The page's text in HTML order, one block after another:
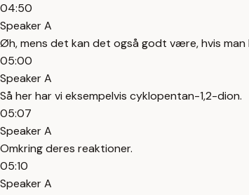
04:50
Speaker A
Øh, mens det kan det også godt være, hvis
05:00
Speaker A
Så her har vi eksempelvis cyklopentan-1,2-dion.
05:07
Speaker A
Omkring deres reaktioner.
05:10
Speaker A